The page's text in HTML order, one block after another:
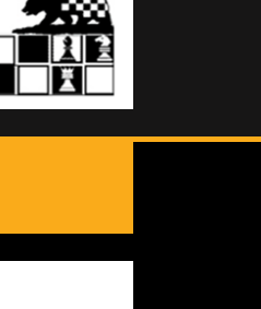
25/26!